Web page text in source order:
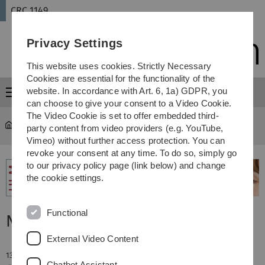
Skip
Skip
Skip
Skip
CRC 1149
Menu
CRC 1149 ... News
News
13. March 2017
Privacy Settings
This website uses cookies. Strictly Necessary
Cookies are essential for the functionality of the
website. In accordance with Art. 6, 1a) GDPR, you
can choose to give your consent to a Video Cookie.
The Video Cookie is set to offer embedded third-
party content from video providers (e.g. YouTube,
Vimeo) without further access protection. You can
revoke your consent at any time. To do so, simply go
to our privacy policy page (link below) and change
the cookie settings.
Functional
External Video Content